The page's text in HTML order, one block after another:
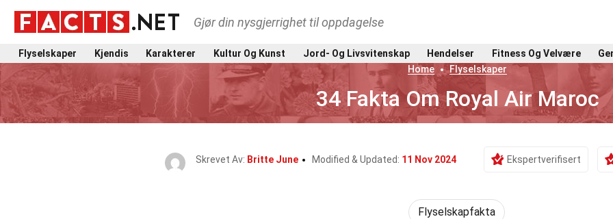
Gjør din nysgjerrighet til oppdagelse
Flyselskaper Kjendis Karakterer Kultur Og Kunst Jord- Og Livsvitenskap Hendelser Fitness Og Velvære
Home
Flyselskaper
34 Fakta Om Royal Air Maroc
Skrevet Av: Britte June Modified & Updated: 11 Nov 2024 Ekspertverifisert
Flyselskapfakta